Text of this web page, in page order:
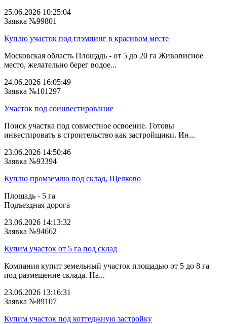
25.06.2026 10:25:04
Заявка №99801
Куплю участок под глэмпинг в красивом месте
Московская область Площадь - от 5 до 20 га Живописное
место, желательно берег водое...
24.06.2026 16:05:49
Заявка №101297
Участок под соинвестирование
Поиск участка под совместное освоение. Готовы
инвестировать в строительство как застройщики. Ин...
23.06.2026 14:50:46
Заявка №93394
Куплю промземлю под склад, Щелково
Площадь - 5 га
Подъездная дорога
23.06.2026 14:13:32
Заявка №94662
Купим участок от 5 га под склад
Компания купит земельный участок площадью от 5 до 8 га
под размещение склада. На...
23.06.2026 13:16:31
Заявка №89107
Купим участок под коттеджную застройку